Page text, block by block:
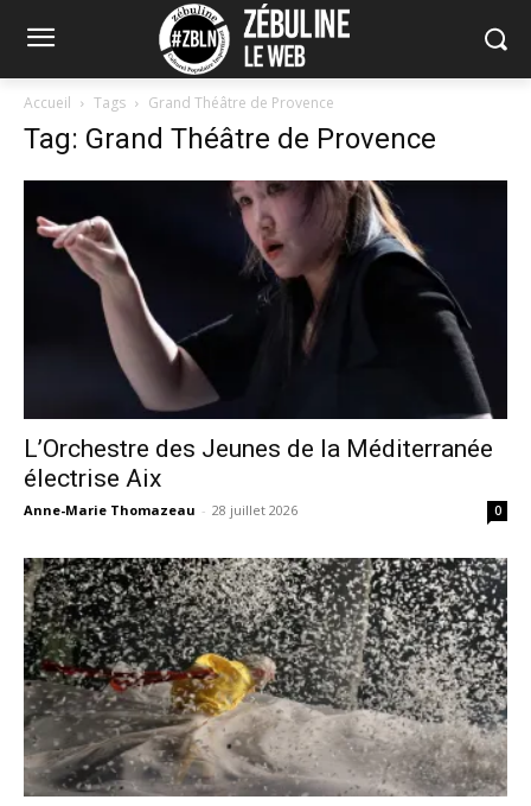
Accueil Tags Grand Théâtre de Provence
Tag: Grand Théâtre de Provence
L’Orchestre des Jeunes de la Méditerranée
électrise Aix
Anne-Marie Thomazeau - 28 juillet 2026 0